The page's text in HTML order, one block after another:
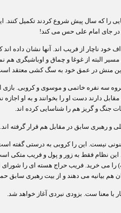
را که سال پیش شروع کردند تکمیل کنند.
در جای امام علی حس می کند!
خود ناچار از فریب اند. آنها نشان داده
البته از غوغا و چماق و اوباشیگری هم
منش در عمق خود به سگ کشی معتقد
سه نفره خاتمی و موسوی و کروبی. بازی
دارند دست او را بخوانند و به او
جنگ و گریز هم را شناسایی کرده اند.
و رهبری سابق در مقابل هم قرار گرفته اند.
نیست. این را کروبی به درستی گفته
این نظام فقط به زور و پول و فریب متکی
را می خرید. فریب حراج هسته ای را
هم بیانیه می دهند و از بیت رهبری سابق
معنا ست. بزودی نبردی آغاز خواهد شد.